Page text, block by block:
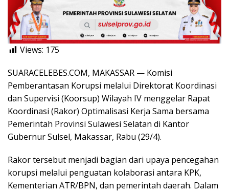
Views: 175
SUARACELEBES.COM, MAKASSAR — Komisi
Pemberantasan Korupsi melalui Direktorat Koordinasi
dan Supervisi (Koorsup) Wilayah IV menggelar Rapat
Koordinasi (Rakor) Optimalisasi Kerja Sama bersama
Pemerintah Provinsi Sulawesi Selatan di Kantor
Gubernur Sulsel, Makassar, Rabu (29/4).
Rakor tersebut menjadi bagian dari upaya pencegahan
korupsi melalui penguatan kolaborasi antara KPK,
Kementerian ATR/BPN, dan pemerintah daerah. Dalam